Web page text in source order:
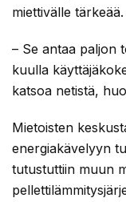
miettivälle tärkeää.
– Se antaa paljon
kuulla
katsoa netistä,
Mietoisten
energiakävelyyn
tutustuttiin muun